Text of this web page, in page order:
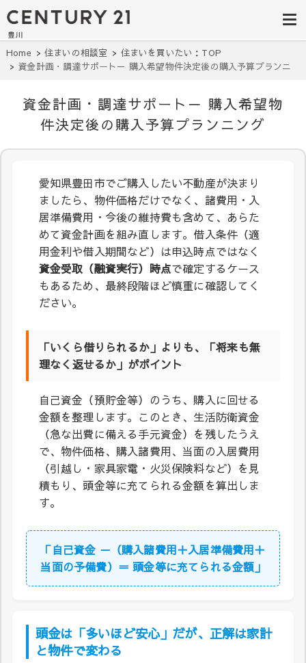
豊田市の中古
住宅・土地・
リノベ物件探
リー21豊川
建て・土地探しはセンチュリー21豊
川へ。豊田市内の最新物件情報を随
時更新中！駅近、建築条件無し、ペ
ット可、学区別など、お客様のこだ
わり条件に合わせて理想の物件を簡
Home 住まいの相談室
住まいを買いたい：TOP
資金計画・調達サポート－ 購入希望物件決定後の購入予算プランニ
資金計画・調達サポート－ 購入希望物
件決定後の購入予算プランニング
愛知県豊田市でご購入したい不動産が決まり
ましたら、物件価格だけでなく、諸費用・入
居準備費用・今後の維持費も含めて、あらた
めて資金計画を組み直します。借入条件（適
用金利や借入期間など）は申込時点ではなく
資金受取（融資実行）時点で確定するケース
もあるため、最終段階ほど慎重に確認してく
ださい。
「いくら借りられるか」よりも、「将来も無
理なく返せるか」がポイント
自己資金（預貯金等）のうち、購入に回せる
金額を整理します。このとき、生活防衛資金
（急な出費に備える手元資金）を残したうえ
で、物件価格、購入諸費用、当面の入居費用
（引越し・家具家電・火災保険料など）を見
積もり、頭金等に充てられる金額を算出しま
す。
「自己資金 －（購入諸費用＋入居準備費用＋
当面の予備費）＝ 頭金等に充てられる金額」
頭金は「多いほど安心」だが、正解は家計
と物件で変わる